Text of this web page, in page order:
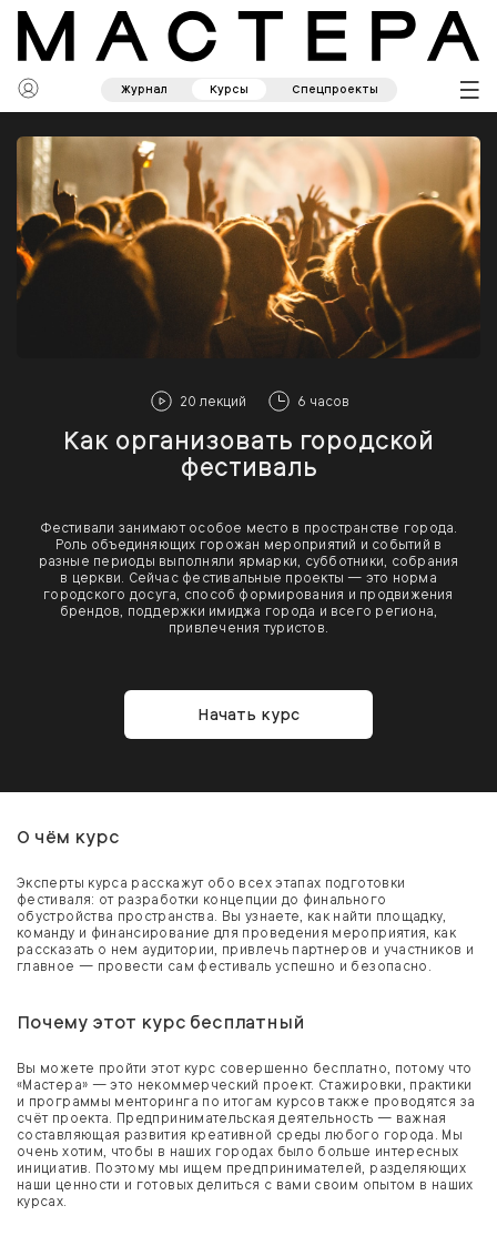
Журнал Курсы Спецпроекты
20 лекций 6 часов
Как организовать городской
фестиваль
Фестивали занимают особое место в пространстве города.
Роль объединяющих горожан мероприятий и событий в
разные периоды выполняли ярмарки, субботники, собрания
в церкви. Сейчас фестивальные проекты — это норма
городского досуга, способ формирования и продвижения
брендов, поддержки имиджа города и всего региона,
привлечения туристов.
Начать курс
О чём курс
Эксперты курса расскажут обо всех этапах подготовки
фестиваля: от разработки концепции до финального
обустройства пространства. Вы узнаете, как найти площадку,
команду и финансирование для проведения мероприятия, как
рассказать о нем аудитории, привлечь партнеров и участников и
главное — провести сам фестиваль успешно и безопасно.
Почему этот курс бесплатный
Вы можете пройти этот курс совершенно бесплатно, потому что
«Мастера» — это некоммерческий проект. Стажировки, практики
и программы менторинга по итогам курсов также проводятся за
счёт проекта. Предпринимательская деятельность — важная
составляющая развития креативной среды любого города. Мы
очень хотим, чтобы в наших городах было больше интересных
инициатив. Поэтому мы ищем предпринимателей, разделяющих
наши ценности и готовых делиться с вами своим опытом в наших
курсах.